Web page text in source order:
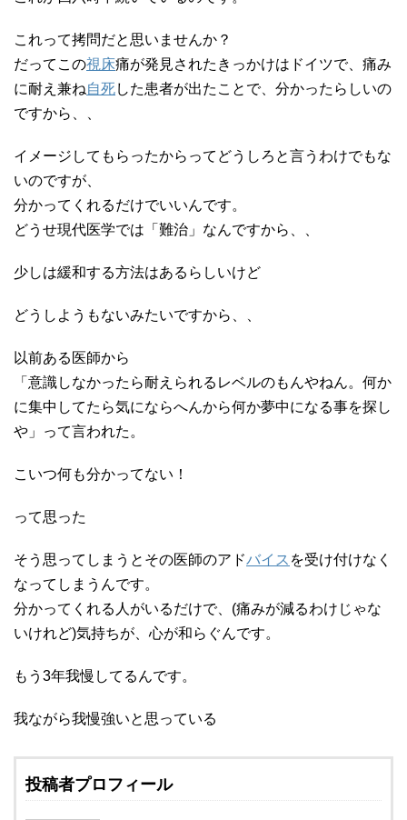
これって拷問だと思いませんか？
だってこの視床痛が発見されたきっかけはドイツで、痛み
に耐え兼ね自死した患者が出たことで、分かったらしいの
ですから、、
イメージしてもらったからってどうしろと言うわけでもな
いのですが、
分かってくれるだけでいいんです。
どうせ現代医学では「難治」なんですから、、
少しは緩和する方法はあるらしいけど
どうしようもないみたいですから、、
以前ある医師から
「意識しなかったら耐えられるレベルのもんやねん。何か
に集中してたら気にならへんから何か夢中になる事を探し
や」って言われた。
こいつ何も分かってない！
って思った
そう思ってしまうとその医師のアドバイス を受け付けなく
なってしまうんです。
分かってくれる人がいるだけで、(痛みが減るわけじゃな
いけれど)気持ちが、心が和らぐんです。
もう3年我慢してるんです。
我ながら我慢強いと思っている
投稿者プロフィール